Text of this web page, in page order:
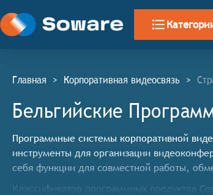
Главная > Корпоративная видеосвязь >
Бельгийские
Программные системы корпоративной
инструменты для организации
себя функции для совместной работы,
Классификатор программных продуктов